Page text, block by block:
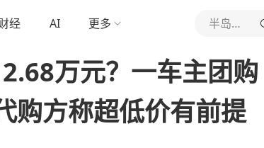
经 AI 更多 半岛都市报
万元？一车主团购
购方称超低价有前提